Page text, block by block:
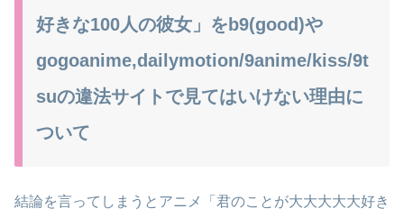
好きな100人の彼女」をb9(good)や
gogoanime,dailymotion/9anime/kiss/9t
suの違法サイトで見てはいけない理由に
ついて
結論を言ってしまうとアニメ「君のことが大大大大大好き